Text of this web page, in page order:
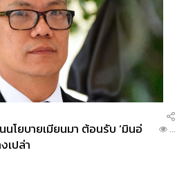
โยบายเมียนมา ต้อนรับ ‘มินอ่
เปล่า
...